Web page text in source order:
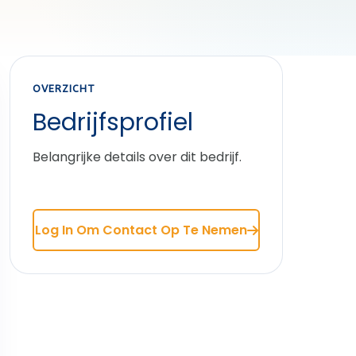
OVERZICHT
Bedrijfsprofiel
Belangrijke details over dit bedrijf.
Log In Om Contact Op Te Nemen